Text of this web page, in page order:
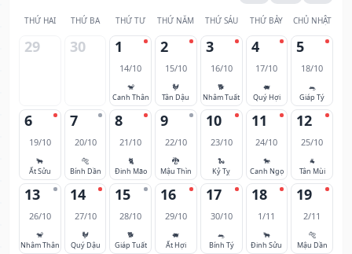
THỨ HAI THỨ BA THỨ TƯ THỨ NĂM THỨ SÁU THỨ BẢY CHỦ NHẬT
29 30 1
14/10
🐒
Canh Thân
2
15/10
🐓
Tân Dậu
3
16/10
🐕
Nhâm Tuất
4
17/10
🐖
Quý Hợi
5
18/10
🐀
Giáp Tý
6
19/10
🐂
Ất Sửu
7
20/10
🐅
Bính Dần
8
21/10
🐈
Đinh Mão
9
22/10
🐉
Mậu Thìn
10
23/10
🐍
Kỷ Tỵ
11
24/10
🐎
Canh Ngọ
12
25/10
🐐
Tân Mùi
13
26/10
🐒
Nhâm Thân
14
27/10
🐓
Quý Dậu
15
28/10
🐕
Giáp Tuất
16
29/10
🐖
Ất Hợi
17
30/10
🐀
Bính Tý
18
1/11
🐂
Đinh Sửu
19
2/11
🐅
Mậu Dần